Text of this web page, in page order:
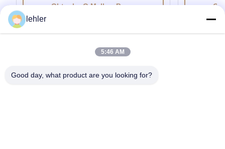
produzida com o método da soldadura de
resistência elétrica, fios com perfis especiais é
soldada aos fios de apoio em 90 graus. A
distância entre os perfis de ...
Obtenha O Melhor Preço
soldadura de
perfis
do tamanho
Obtenha os Produtos que Você Precisa
lehler
5:46 AM
Good day, what product are you looking for?